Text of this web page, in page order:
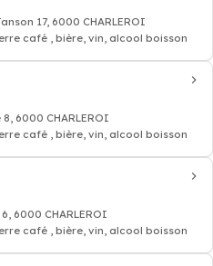
17, 6000 CHARLEROI
café , bière, vin, alcool boisson
6000 CHARLEROI
café , bière, vin, alcool boisson
6000 CHARLEROI
café , bière, vin, alcool boisson